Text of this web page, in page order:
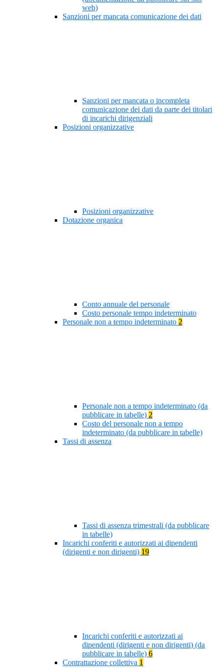
web)
Sanzioni per mancata comunicazione dei dati
Sanzioni per mancata o incompleta
comunicazione dei dati da parte dei titolari
di incarichi dirigenziali
Posizioni organizzative
Posizioni organizzative
Dotazione organica
Conto annuale del personale
Costo personale tempo indeterminato
Personale non a tempo indeterminato 2
Personale non a tempo indeterminato (da
pubblicare in tabelle) 2
Costo del personale non a tempo
indeterminato (da pubblicare in tabelle)
Tassi di assenza
Tassi di assenza trimestrali (da pubblicare
in tabelle)
Incarichi conferiti e autorizzati ai dipendenti
(dirigenti e non dirigenti) 19
Incarichi conferiti e autorizzati ai
dipendenti (dirigenti e non dirigenti) (da
pubblicare in tabelle) 6
Contrattazione collettiva 1